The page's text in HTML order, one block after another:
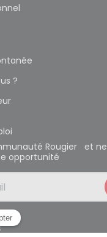
?
Rougier et ne
opportunité